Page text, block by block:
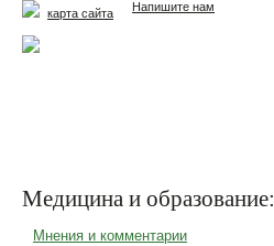
Напишите нам
карта сайта
Медицина и образование:
Мнения и комментарии